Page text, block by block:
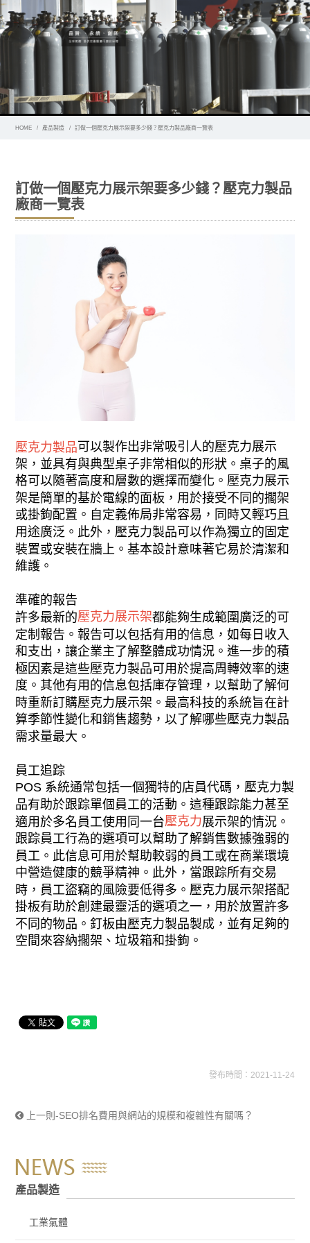
HOME 產品製造 訂做一個壓克力展示架要多少錢？壓克力製品廠商一覽表
訂做一個壓克力展示架要多少錢？壓克力製品
廠商一覽表
壓克力製品可以製作出非常吸引人的壓克力展示
架，並具有與典型桌子非常相似的形狀。桌子的風
格可以隨著高度和層數的選擇而變化。壓克力展示
架是簡單的基於電線的面板，用於接受不同的擱架
或掛鉤配置。自定義佈局非常容易，同時又輕巧且
用途廣泛。此外，壓克力製品可以作為獨立的固定
裝置或安裝在牆上。基本設計意味著它易於清潔和
維護。
準確的報告
許多最新的壓克力展示架都能夠生成範圍廣泛的可
定制報告。報告可以包括有用的信息，如每日收入
和支出，讓企業主了解整體成功情況。進一步的積
極因素是這些壓克力製品可用於提高周轉效率的速
度。其他有用的信息包括庫存管理，以幫助了解何
時重新訂購壓克力展示架。最高科技的系統旨在計
算季節性變化和銷售趨勢，以了解哪些壓克力製品
需求量最大。
員工追踪
POS 系統通常包括一個獨特的店員代碼，壓克力製
品有助於跟踪單個員工的活動。這種跟踪能力甚至
適用於多名員工使用同一台壓克力展示架的情況。
跟踪員工行為的選項可以幫助了解銷售數據強弱的
員工。此信息可用於幫助較弱的員工或在商業環境
中營造健康的競爭精神。此外，當跟踪所有交易
時，員工盜竊的風險要低得多。壓克力展示架搭配
掛板有助於創建最靈活的選項之一，用於放置許多
不同的物品。釘板由壓克力製品製成，並有足夠的
空間來容納擱架、垃圾箱和掛鉤。
發布時間：2021-11-24
上一則-SEO排名費用與網站的規模和複雜性有關嗎？
產品製造
工業氣體